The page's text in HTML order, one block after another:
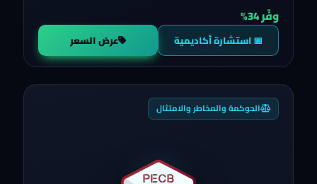
وفّر 34%
📅 استشارة أكاديمية عرض السعر
الحوكمة والمخاطر والامتثال